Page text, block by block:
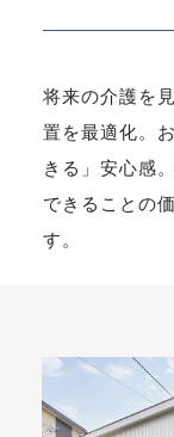
将来の介護を
置を最適化。
きる」安心感
できることの
す。